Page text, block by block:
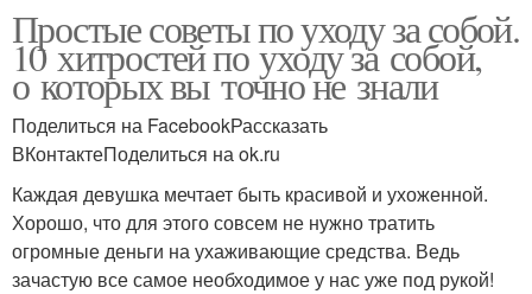
Простые советы по уходу за собой.
10 хитростей по уходу за собой,
о которых вы точно не знали
Поделиться на FacebookРассказать
ВКонтактеПоделиться на ok.ru
Каждая девушка мечтает быть красивой и ухоженной.
Хорошо, что для этого совсем не нужно тратить
огромные деньги на ухаживающие средства. Ведь
зачастую все самое необходимое у нас уже под рукой!